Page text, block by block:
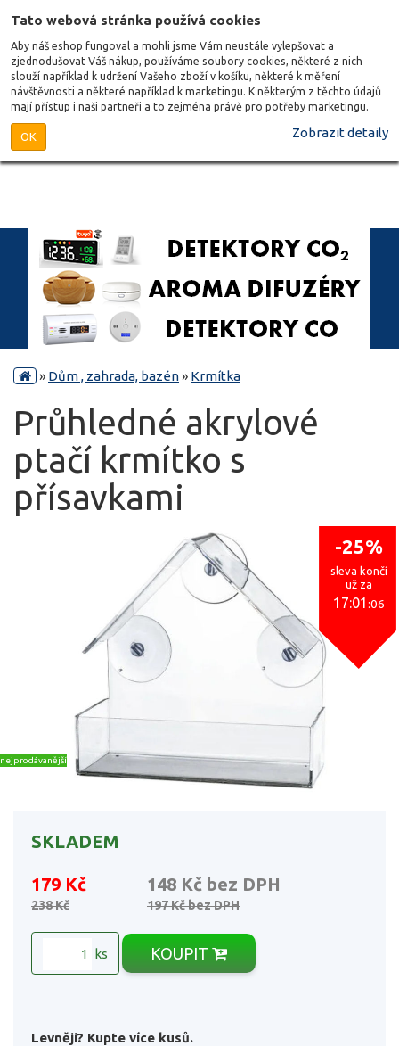
Tato webová stránka používá cookies
Aby náš eshop fungoval a mohli jsme Vám neustále vylepšovat a
zjednodušovat Váš nákup, používáme soubory cookies, některé z nich
slouží například k udržení Vašeho zboží v košíku, některé k měření
návštěvnosti a některé například k marketingu. K některým z těchto údajů
mají přístup i naši partneři a to zejména právě pro potřeby marketingu.
OK Zobrazit detaily
» Dům , zahrada, bazén» Krmítka
Průhledné akrylové
ptačí krmítko s
přísavkami
-25%
sleva končí
už za
17:01:06
nejprodávanější
SKLADEM
179 Kč 148 Kč bez DPH
238 Kč 197 Kčbez DPH
ks KOUPIT
Levněji? Kupte více kusů.